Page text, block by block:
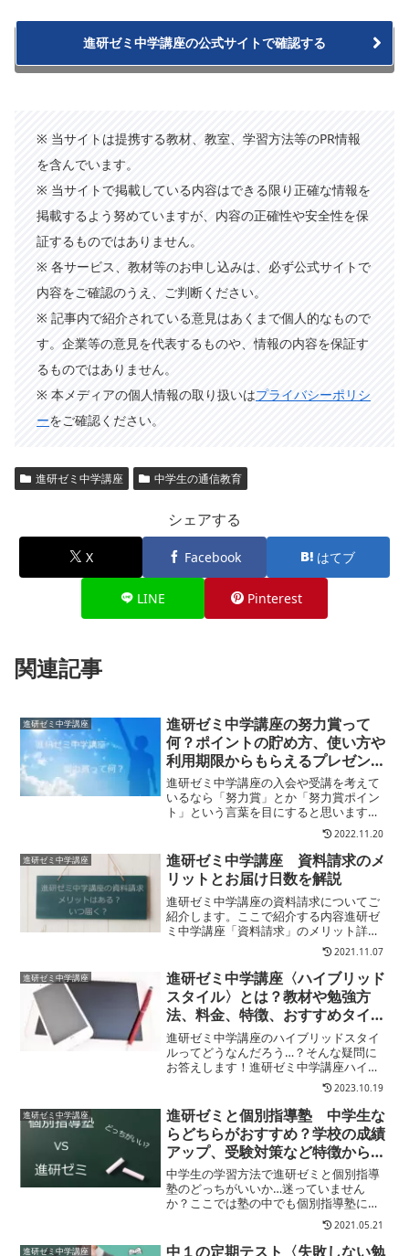
進研ゼミ中学講座の公式サイトで確認する
※ 当サイトは提携する教材、教室、学習方法等のPR情報
を含んでいます。
※ 当サイトで掲載している内容はできる限り正確な情報を
掲載するよう努めていますが、内容の正確性や安全性を保
証するものではありません。
※ 各サービス、教材等のお申し込みは、必ず公式サイトで
内容をご確認のうえ、ご判断ください。
※ 記事内で紹介されている意見はあくまで個人的なもので
す。企業等の意見を代表するものや、情報の内容を保証す
るものではありません。
※ 本メディアの個人情報の取り扱いはプライバシーポリシ
ーをご確認ください。
進研ゼミ中学講座 中学生の通信教育
シェアする
X Facebook はてブ
LINE Pinterest
関連記事
進研ゼミ中学講座
進研ゼミ中学講座の努力賞って
何？ポイントの貯め方、使い方や
利用期限からもらえるプレゼント
をご紹介
進研ゼミ中学講座の入会や受講を考えて
いるなら「努力賞」とか「努力賞ポイン
ト」という言葉を目にすると思います。
でも･･･進研ゼミの努力賞って何？お得な
もの？どうすればポイントが貯まるの？
何に使えるの？気になりますよね？そこ
でここではこの記事で...
2022.11.20
進研ゼミ中学講座
進研ゼミ中学講座 資料請求のメ
リットとお届け日数を解説
進研ゼミ中学講座の資料請求についてご
紹介します。ここで紹介する内容進研ゼ
ミ中学講座「資料請求」のメリット詳し
い資料はいつ届く？ぜひ参考にしてみて
くださいね。資料請求のメリット進研ゼ
ミ中学講座では資料請求すると無料体験
教材が一緒に届けられます...
2021.11.07
進研ゼミ中学講座
進研ゼミ中学講座〈ハイブリッド
スタイル〉とは？教材や勉強方
法、料金、特徴、おすすめタイプ
について解説
進研ゼミ中学講座のハイブリッドスタイ
ルってどうなんだろう…？そんな疑問に
お答えします！進研ゼミ中学講座ハイブ
リッドスタイルの教材と学習の特徴につ
2023.10.19
進研ゼミ中学講座
進研ゼミと個別指導塾 中学生な
らどちらがおすすめ？学校の成績
アップ、受験対策など特徴からお
すすめタイプまで徹底解説
中学生の学習方法で進研ゼミと個別指導
塾のどっちがいいか…迷っていません
か？ここでは塾の中でも個別指導塾にス
ポットを当て、進研ゼミと個別指導塾を
比べています。中学生の家庭学習でここ
で紹介する内容進研ゼミと個別指導塾の
2021.05.21
進研ゼミ中学講座 中１の定期テスト〈失敗しない勉